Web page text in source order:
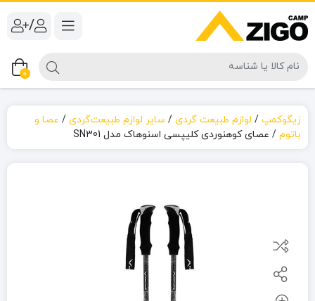
/
0
زیگوکمپ / لوازم طبیعت گردی / سایر لوازم طبیعت‌گردی / عصا و
باتوم / عصای کوهنوردی کلیپسی اسنوهاک مدل SN301